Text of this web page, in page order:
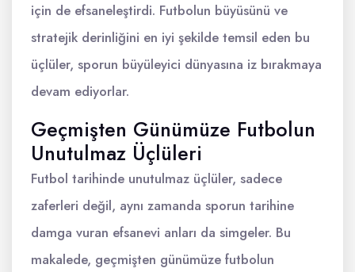
için de efsaneleştirdi. Futbolun büyüsünü ve
stratejik derinliğini en iyi şekilde temsil eden bu
üçlüler, sporun büyüleyici dünyasına iz bırakmaya
devam ediyorlar.
Geçmişten Günümüze Futbolun
Unutulmaz Üçlüleri
Futbol tarihinde unutulmaz üçlüler, sadece
zaferleri değil, aynı zamanda sporun tarihine
damga vuran efsanevi anları da simgeler. Bu
makalede, geçmişten günümüze futbolun